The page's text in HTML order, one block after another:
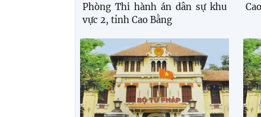
Phòng Thi hành án dân sự khu
vực 2, tỉnh Cao Bằng